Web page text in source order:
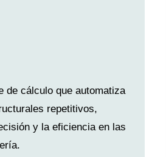
de cálculo que automatiza
repetitivos,
y la eficiencia en las